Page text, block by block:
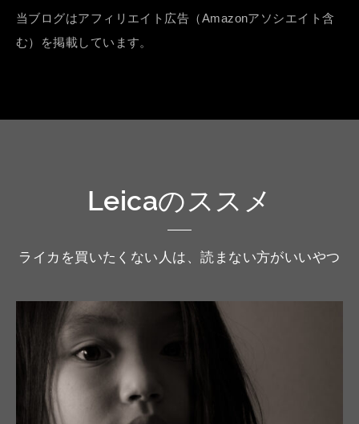
当ブログはアフィリエイト広告（Amazonアソシエイト含
む）を掲載しています。
Leicaのススメ
ライカを買いたくない人は、読まない方がいいやつ